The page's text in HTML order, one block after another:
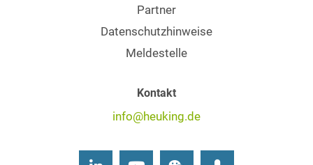
Partner
Datenschutzhinweise
Meldestelle
Kontakt
info@heuking.de